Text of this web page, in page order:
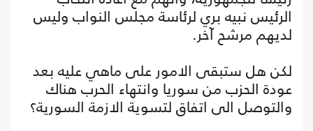
الرئيس نبيه بري لرئاسة مجلس النواب وليس
لديهم مرشح آخر.
لكن هل ستبقى الامور على ماهي عليه بعد
عودة الحزب من سوريا وانتهاء الحرب هناك
والتوصل الى اتفاق لتسوية الازمة السورية؟